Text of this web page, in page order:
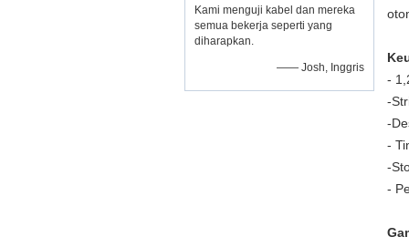
Kami menguji kabel dan mereka
semua bekerja seperti yang
diharapkan.
—— Josh, Inggris
-
-
-
-
-
-